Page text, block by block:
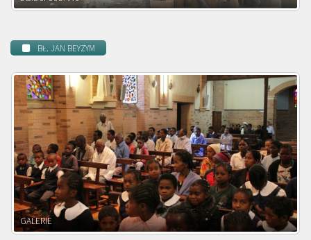
BŁ. JAN BEYZYM
POWOŁANIE MISYJNE